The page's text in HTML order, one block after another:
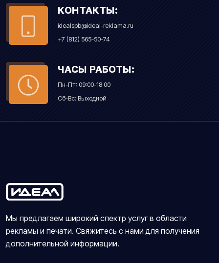
КОНТАКТЫ:
idealspb@ideal-reklama.ru
+7 (812) 565-50-74
ЧАСЫ РАБОТЫ:
Пн-Пт: 09:00-18:00
Сб-Вс: Выходной
Мы предлагаем широкий спектр услуг в области
рекламы и печати. Свяжитесь с нами для получения
дополнительной информации.